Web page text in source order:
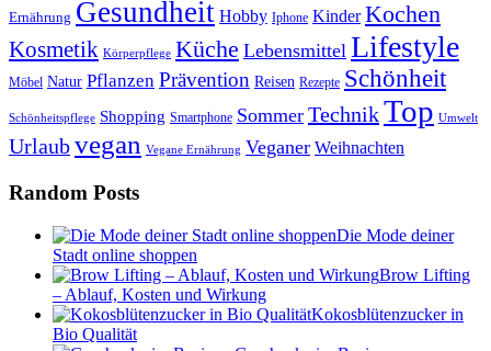
Ernährung Gesundheit Hobby Iphone Kinder Kochen
Kosmetik Körperpflege Küche Lebensmittel Lifestyle
Möbel Natur Pflanzen Prävention Reisen Rezepte Schönheit
Schönheitspflege Shopping Smartphone Sommer TechnikTop Umwelt
Urlaubvegan Vegane Ernährung Veganer Weihnachten
Random Posts
Die Mode deiner
Stadt online shoppen
Brow Lifting
– Ablauf, Kosten und Wirkung
Kokosblütenzucker in
Bio Qualität